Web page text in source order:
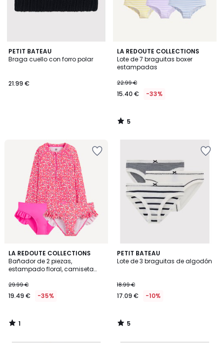
PETIT BATEAU
Braga cuello con forro polar
21.99 €
LA REDOUTE COLLECTIONS
Lote de 7 braguitas boxer
estampadas
22.99 €
15.40 € -33%
5
/
5
5
/
LA REDOUTE COLLECTIONS
Bañador de 2 piezas,
estampado floral, camiseta
braguitas
29.99 €
19.49 € -35%
1
/
5
1
/
PETIT BATEAU
Lote de 3 braguitas de algodón
18.99 €
17.09 € -10%
5
/
5
/